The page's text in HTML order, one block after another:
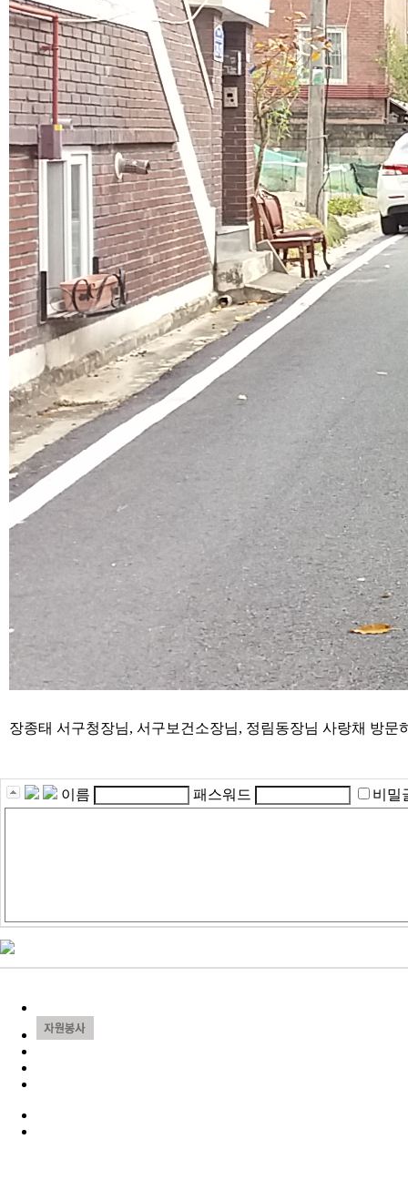
장종태 서구청장님, 서구보건소장님, 정림동장님 사랑채 방
이름 패스워드 비밀